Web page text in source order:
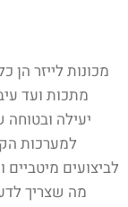
מכונות לייזר הן
מתכות ועד
יעילה
למערכות
לביצועים
מה שצריך